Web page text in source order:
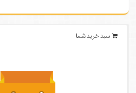
سبد خرید شما